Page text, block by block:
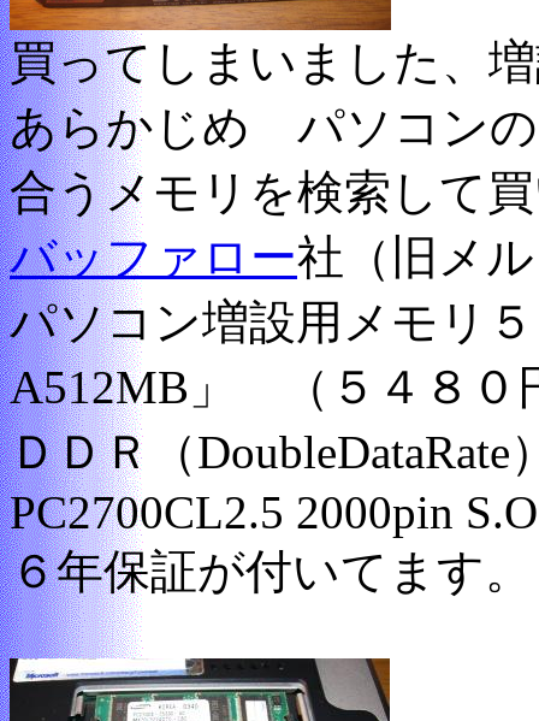
買ってしまいました、
あらかじめ パソコンの
合うメモリを検索して
バッファロー社（旧メ
パソコン増設用メモリ
A512MB」 （５４８０
ＤＤＲ（
PC2700CL2.5 2000pin
６年保証が付いてます。